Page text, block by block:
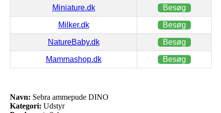
Miniature.dk Besøg
Milker.dk Besøg
NatureBaby.dk Besøg
Mammashop.dk Besøg
Navn: Sebra ammepude DINO
Kategori: Udstyr